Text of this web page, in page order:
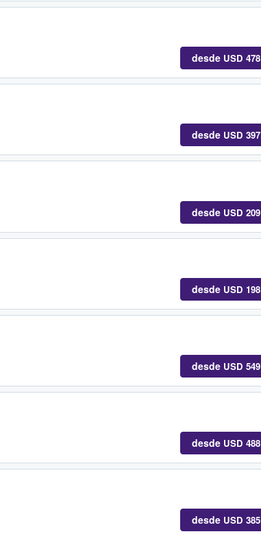
desde USD 478
desde USD 397
desde USD 209
desde USD 198
desde USD 549
desde USD 488
desde USD 385